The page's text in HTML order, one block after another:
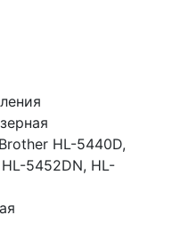
Brother HL-5440D,
5452DN, HL-